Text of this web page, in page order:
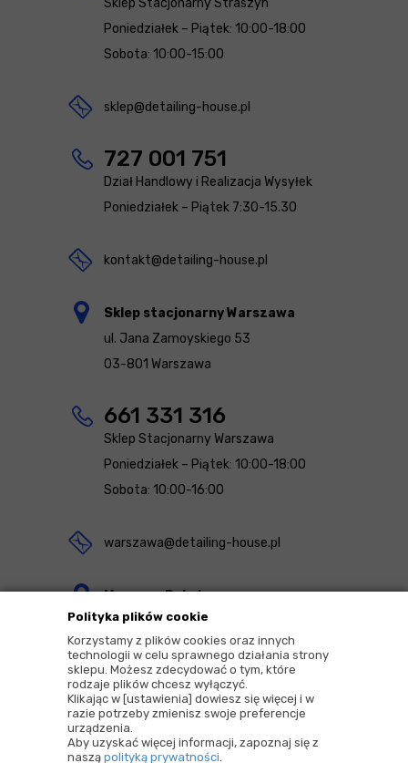
Polityka plików cookie
Korzystamy z plików cookies oraz innych
technologii w celu sprawnego działania strony
sklepu. Możesz zdecydować o tym, które
rodzaje plików chcesz wyłączyć.
Klikając w [ustawienia] dowiesz się więcej i w
razie potrzeby zmienisz swoje preferencje
urządzenia.
Aby uzyskać więcej informacji, zapoznaj się z
naszą polityką prywatności.
Poniedziałek – Piątek: 10:00-18:00
Sobota: 10:00-15:00
sklep@detailing-house.pl
727 001 751
Dział Handlowy i Realizacja Wysyłek
Poniedziałek – Piątek 7:30-15.30
kontakt@detailing-house.pl
Sklep stacjonarny Warszawa
ul. Jana Zamoyskiego 53
03-801 Warszawa
661 331 316
Sklep Stacjonarny Warszawa
Poniedziałek – Piątek: 10:00-18:00
Sobota: 10:00-16:00
warszawa@detailing-house.pl
Magazyn Rekcin
Nomos Sp. z o.o. sp.k.
ul. Agrestowa 1
83-010 Rekcin